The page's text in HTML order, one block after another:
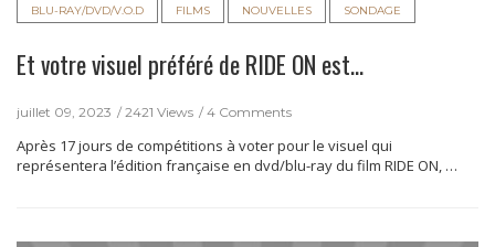
BLU-RAY/DVD/V.O.D FILMS NOUVELLES SONDAGE
Et votre visuel préféré de RIDE ON est…
juillet 09, 2023 2421 Views 4 Comments
Après 17 jours de compétitions à voter pour le visuel qui
représentera l’édition française en dvd/blu-ray du film RIDE ON, …